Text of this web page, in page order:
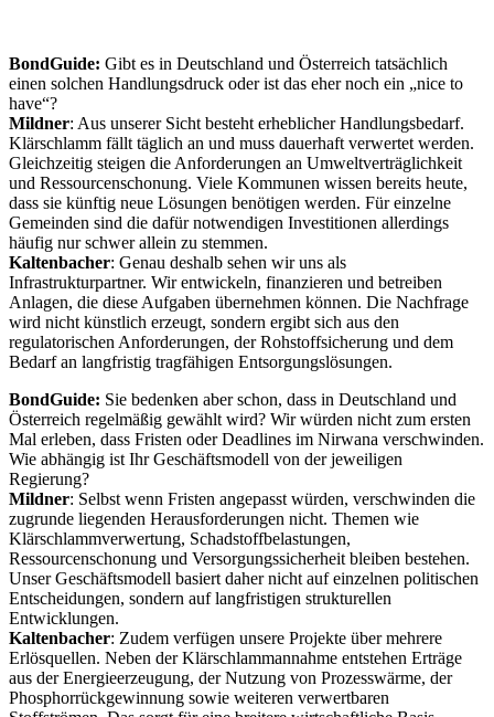
BondGuide: Gibt es in Deutschland und Österreich tatsächlich
einen solchen Handlungsdruck oder ist das eher noch ein „nice to
have“?
Mildner: Aus unserer Sicht besteht erheblicher Handlungsbedarf.
Klärschlamm fällt täglich an und muss dauerhaft verwertet werden.
Gleichzeitig steigen die Anforderungen an Umweltverträglichkeit
und Ressourcenschonung. Viele Kommunen wissen bereits heute,
dass sie künftig neue Lösungen benötigen werden. Für einzelne
Gemeinden sind die dafür notwendigen Investitionen allerdings
häufig nur schwer allein zu stemmen.
Kaltenbacher: Genau deshalb sehen wir uns als
Infrastrukturpartner. Wir entwickeln, finanzieren und betreiben
Anlagen, die diese Aufgaben übernehmen können. Die Nachfrage
wird nicht künstlich erzeugt, sondern ergibt sich aus den
regulatorischen Anforderungen, der Rohstoffsicherung und dem
Bedarf an langfristig tragfähigen Entsorgungslösungen.
BondGuide: Sie bedenken aber schon, dass in Deutschland und
Österreich regelmäßig gewählt wird? Wir würden nicht zum ersten
Mal erleben, dass Fristen oder Deadlines im Nirwana verschwinden.
Wie abhängig ist Ihr Geschäftsmodell von der jeweiligen
Regierung?
Mildner: Selbst wenn Fristen angepasst würden, verschwinden die
zugrunde liegenden Herausforderungen nicht. Themen wie
Klärschlammverwertung, Schadstoffbelastungen,
Ressourcenschonung und Versorgungssicherheit bleiben bestehen.
Unser Geschäftsmodell basiert daher nicht auf einzelnen politischen
Entscheidungen, sondern auf langfristigen strukturellen
Entwicklungen.
Kaltenbacher: Zudem verfügen unsere Projekte über mehrere
Erlösquellen. Neben der Klärschlammannahme entstehen Erträge
aus der Energieerzeugung, der Nutzung von Prozesswärme, der
Phosphorrückgewinnung sowie weiteren verwertbaren